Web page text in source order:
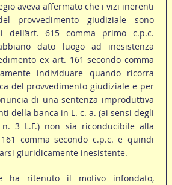
aveva affermato che i vizi inerenti
provvedimento giudiziale sono
dell’art. 615 comma primo c.p.c.
dato luogo ad inesistenza
ex art. 161 secondo comma
individuare quando ricorra
del provvedimento giudiziale e per
di una sentenza improduttiva
della banca in L. c. a. (ai sensi degli
3 L.F.) non sia riconducibile alla
comma secondo c.p.c. e quindi
giuridicamente inesistente.
ha ritenuto il motivo infondato,